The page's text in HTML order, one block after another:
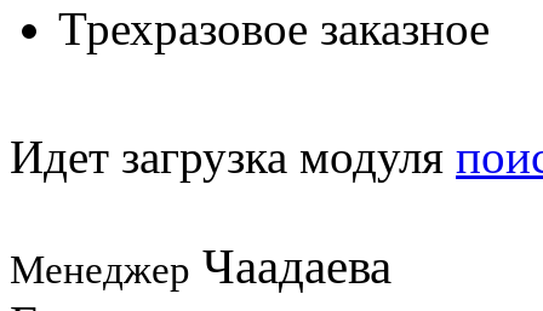
Трехразовое заказное
Идет загрузка модуля
Менеджер Чаадаева